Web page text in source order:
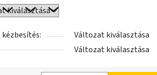
Változat kiválasztása
Változat kiválasztása